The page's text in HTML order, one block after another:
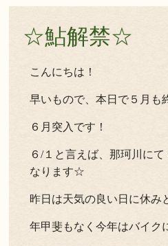
新着情
☆鮎解禁☆
こんにちは！
早いもので、本日で５月も
６月突入です！
６/１と言えば、那珂川に
なります☆
昨日は天気の良い日に休み
年甲斐もなく今年はバイク